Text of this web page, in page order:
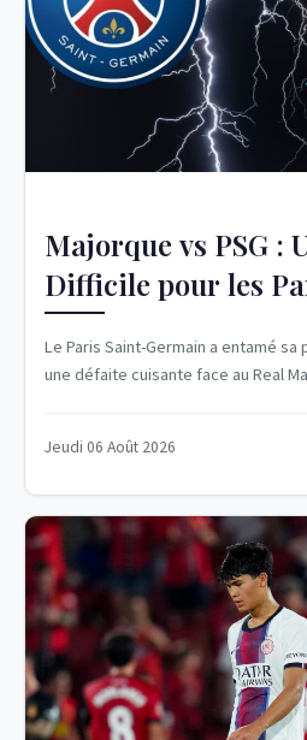
Majorque vs PSG :
Difficile pour les
Le Paris Saint-Germain a entamé sa
une défaite cuisante face au Real
Jeudi 06 Août 2026